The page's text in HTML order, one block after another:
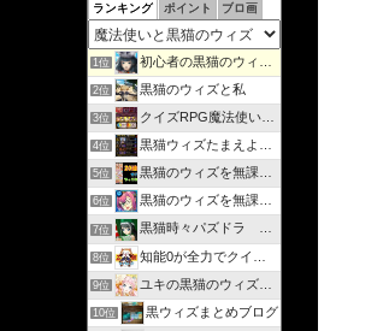
ランキング ポイント ブロ画
1位 初心者の黒猫のウィズ攻略日記 | のんびりマイペースで攻略…
2位 黒猫のウィズと私
3位 クイズRPG魔法使いと黒猫のウィズを遊んで知識を増やそう
4位 黒猫ウィズたまえよディートリヒプレイ日記
5位 黒猫のウィズを無課金で攻略してみる
6位 黒猫のウィズを無課金でまったりと。
7位 黒猫時々パズドラ ラノベ好きが綴るゲームブログ
8位 知能0が全力でクイズゲーム
9位 ユキの黒猫のウィズまったり日記 〜黒ウィズプレイ日記ブログ〜
10位 黒ウィズまとめブログ